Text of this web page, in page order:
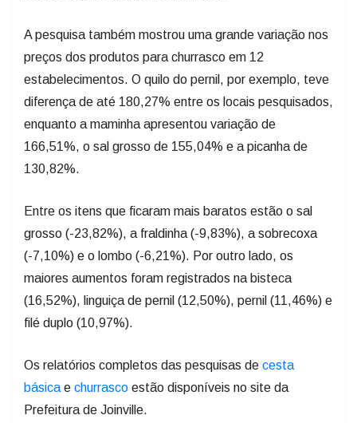
A pesquisa também mostrou uma grande variação nos
preços dos produtos para churrasco em 12
estabelecimentos. O quilo do pernil, por exemplo, teve
diferença de até 180,27% entre os locais pesquisados,
enquanto a maminha apresentou variação de
166,51%, o sal grosso de 155,04% e a picanha de
130,82%.
Entre os itens que ficaram mais baratos estão o sal
grosso (-23,82%), a fraldinha (-9,83%), a sobrecoxa
(-7,10%) e o lombo (-6,21%). Por outro lado, os
maiores aumentos foram registrados na bisteca
(16,52%), linguiça de pernil (12,50%), pernil (11,46%) e
filé duplo (10,97%).
Os relatórios completos das pesquisas de cesta
básica e churrasco estão disponíveis no site da
Prefeitura de Joinville.